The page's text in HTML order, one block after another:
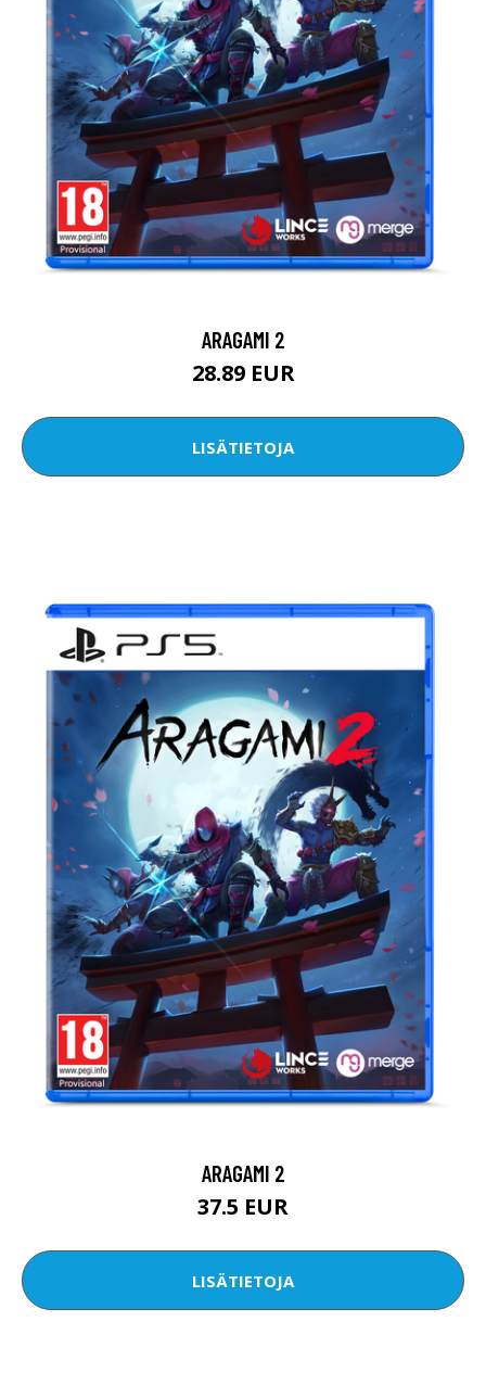
ARAGAMI 2
28.89 EUR
LISÄTIETOJA
ARAGAMI 2
37.5 EUR
LISÄTIETOJA